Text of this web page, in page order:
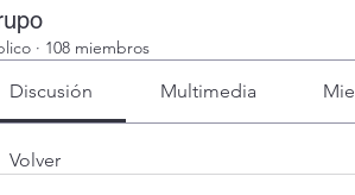
· 108 miembros
Discusión Multimedia
Volver